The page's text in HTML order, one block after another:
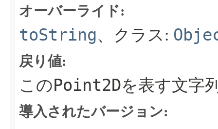
オーバーライド:
toString、クラス:
戻り値:
このPoint2Dを表す文字
導入されたバージョン: